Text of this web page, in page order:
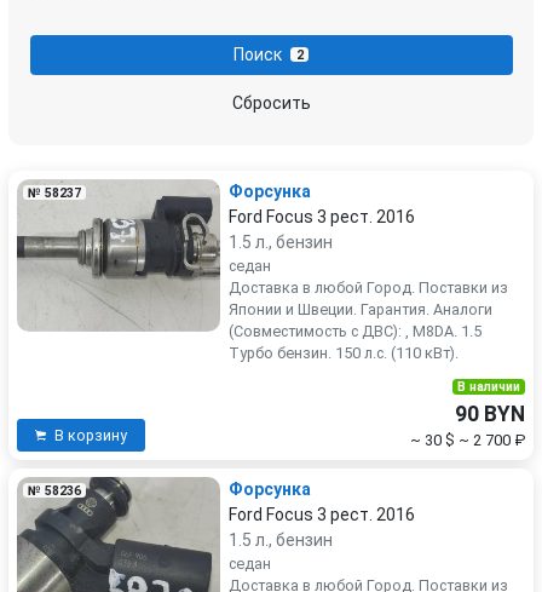
Поиск 2
Сбросить
№ 58237
Форсунка
Ford Focus 3 рест. 2016
1.5 л., бензин
седан
Доставка в любой Город. Поставки из
Японии и Швеции. Гарантия. Аналоги
(Совместимость с ДВС): , M8DA. 1.5
Турбо бензин. 150 л.с. (110 кВт).
В корзину
В наличии
90 BYN
~ 30 $ ~ 2 700 ₽
№ 58236
Форсунка
Ford Focus 3 рест. 2016
1.5 л., бензин
седан
Доставка в любой Город. Поставки из